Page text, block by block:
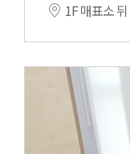
1F 매표소 뒤